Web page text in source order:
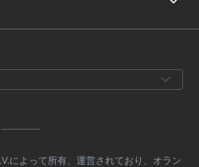
によって所有、運営されており、オラン